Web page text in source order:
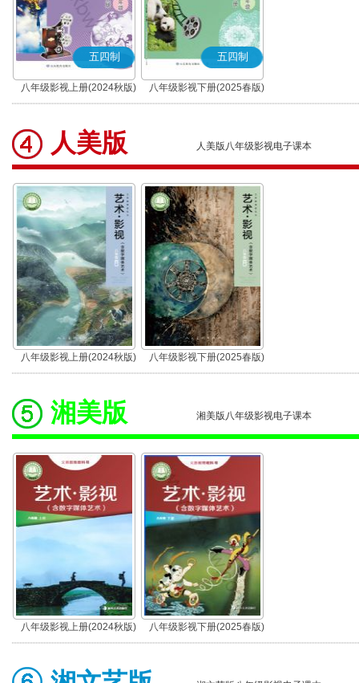
五四制
八年级影视上册(2024秋版)
五四制
八年级影视下册(2025春版)
人美版 人美版八年级影视电子课本
八年级影视上册(2024秋版) 八年级影视下册(2025春版)
湘美版 湘美版八年级影视电子课本
八年级影视上册(2024秋版) 八年级影视下册(2025春版)